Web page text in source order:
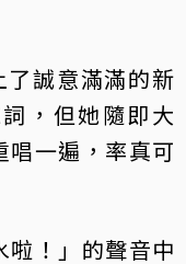
誠意滿滿的新
，但她隨即大
唱一遍，率真可
啦！」的聲音中